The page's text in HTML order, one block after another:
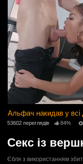
Альфач накидав у всі
53602 переглядів 84%
Секс із
Єбля з використанням